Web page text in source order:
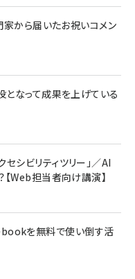
から届いたお祝いコメン
となって成果を上げている
シビリティツリー」／AI
Web担当者向け講演】
を無料で使い倒す活